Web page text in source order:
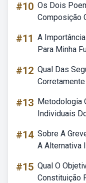
#10 Os Dois
Composição
#11 A
Para Minha
#12 Qual Das
#13 Metodologia
Individuais
#14 Sobre A
A Alternativa
#15 Qual O
Constituição